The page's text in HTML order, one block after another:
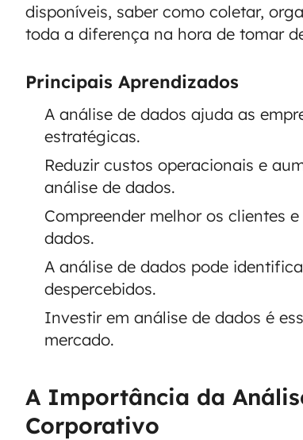
disponíveis, saber como coletar,
toda a diferença na hora de tomar
Principais Aprendizados
A análise de dados ajuda as
estratégicas.
Reduzir custos operacionais e
análise de dados.
Compreender melhor os clientes
dados.
A análise de dados pode
despercebidos.
Investir em análise de dados é
mercado.
A Importância da
Corporativo